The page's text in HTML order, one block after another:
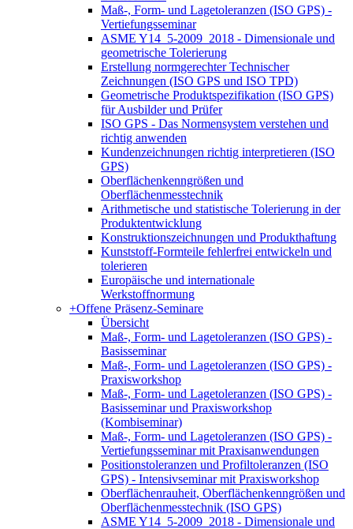
Maß-, Form- und Lagetoleranzen (ISO GPS) -
Vertiefungsseminar
ASME Y14_5-2009_2018 - Dimensionale und
geometrische Tolerierung
Erstellung normgerechter Technischer
Zeichnungen (ISO GPS und ISO TPD)
Geometrische Produktspezifikation (ISO GPS)
für Ausbilder und Prüfer
ISO GPS - Das Normensystem verstehen und
richtig anwenden
Kundenzeichnungen richtig interpretieren (ISO
GPS)
Oberflächenkenngrößen und
Oberflächenmesstechnik
Arithmetische und statistische Tolerierung in der
Produktentwicklung
Konstruktionszeichnungen und Produkthaftung
Kunststoff-Formteile fehlerfrei entwickeln und
tolerieren
Europäische und internationale
Werkstoffnormung
+Offene Präsenz-Seminare
Übersicht
Maß-, Form- und Lagetoleranzen (ISO GPS) -
Basisseminar
Maß-, Form- und Lagetoleranzen (ISO GPS) -
Praxisworkshop
Maß-, Form- und Lagetoleranzen (ISO GPS) -
Basisseminar und Praxisworkshop
(Kombiseminar)
Maß-, Form- und Lagetoleranzen (ISO GPS) -
Vertiefungsseminar mit Praxisanwendungen
Positionstoleranzen und Profiltoleranzen (ISO
GPS) - Intensivseminar mit Praxisworkshop
Oberflächenrauheit, Oberflächenkenngrößen und
Oberflächenmesstechnik (ISO GPS)
ASME Y14_5-2009_2018 - Dimensionale und